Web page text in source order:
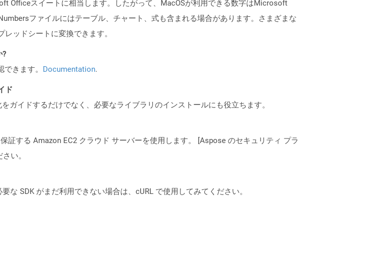
Officeスイートに相当します。したがって、MacOSが利用できる数字はMicrosoft
ファイルにはテーブル、チャート、式も含まれる場合があります。さまざまな
ッドシートに変換できます。
?
きます。 Documentation.
ド
ガイドするだけでなく、必要なライブラリのインストールにも役立ちます。
証する Amazon EC2 クラウド サーバーを使用します。 [Aspose のセキュリティ プラ
い。
SDK がまだ利用できない場合は、cURL で使用してみてください。